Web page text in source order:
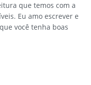
que temos com a
Eu amo escrever e
você tenha boas